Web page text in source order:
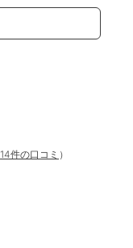
14件の口コミ ）